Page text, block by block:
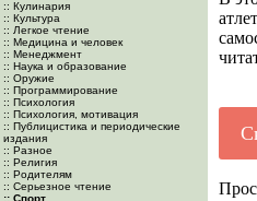
:: Кулинария
:: Культура
:: Легкое чтение
:: Медицина и человек
:: Менеджмент
:: Наука и образование
:: Оружие
:: Программирование
:: Психология
:: Психология, мотивация
:: Публицистика и периодические
издания
:: Разное
:: Религия
:: Родителям
:: Серьезное чтение
:: Спорт